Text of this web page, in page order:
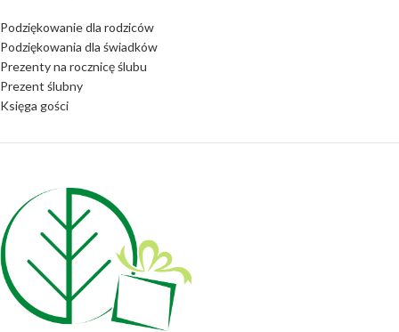
Podziękowanie dla rodziców
Podziękowania dla świadków
Prezenty na rocznicę ślubu
Prezent ślubny
Księga gości